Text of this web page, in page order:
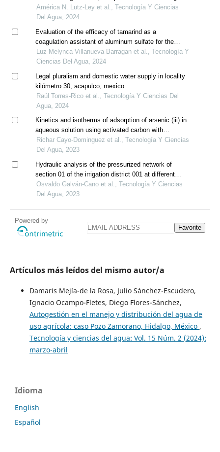
mexican households
América N. Lutz-Ley et al., Tecnología Y Ciencias
Del Agua, 2024
Evaluation of the efficacy of tamarind as a
coagulation assistant of aluminum sulfate for the
removal of turbidity in water for human consumption
Luz Melynca Villanueva-Barragan et al., Tecnología Y
Ciencias Del Agua, 2024
Legal pluralism and domestic water supply in locality
kilómetro 30, acapulco, mexico
Raúl Torres-Rico et al., Tecnología Y Ciencias Del
Agua, 2024
Kinetics and isotherms of adsorption of arsenic (iii) in
aqueous solution using activated carbon with
nanoporous structure obtained from organic sewage
sludge
Richar Cayo-Dominguez et al., Tecnología Y Ciencias
Del Agua, 2023
Hydraulic analysis of the pressurized network of
section 01 of the irrigation district 001 at different
operation scenarios
Osvaldo Galván-Cano et al., Tecnología Y Ciencias
Del Agua, 2023
Powered by
Favorite
Artículos más leídos del mismo autor/a
Damaris Mejía-de la Rosa, Julio Sánchez-Escudero,
Ignacio Ocampo-Fletes, Diego Flores-Sánchez,
Autogestión en el manejo y distribución del agua de
uso agrícola: caso Pozo Zamorano, Hidalgo, México ,
Tecnología y ciencias del agua: Vol. 15 Núm. 2 (2024):
marzo-abril
Idioma
English
Español